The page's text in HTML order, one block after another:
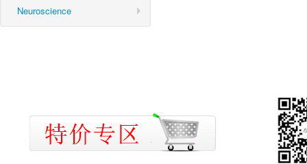
Neuroscience